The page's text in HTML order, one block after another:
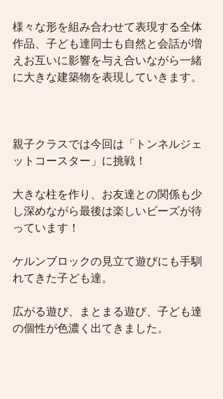
様々な形を組み合わせて表現する全体
作品、子ども達同士も自然と会話が増
えお互いに影響を与え合いながら一緒
に大きな建築物を表現していきます。
親子クラスでは今回は「トンネルジェ
ットコースター」に挑戦！
大きな柱を作り、お友達との関係も少
し深めながら最後は楽しいビーズが待
っています！
ケルンブロックの見立て遊びにも手馴
れてきた子ども達。
広がる遊び、まとまる遊び、子ども達
の個性が色濃く出てきました。